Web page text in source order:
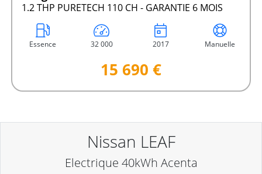
1.2 THP PURETECH 110 CH - GARANTIE 6 MOIS
Essence 32 000 2017 Manuelle
15 690 €
Nissan LEAF
Electrique 40kWh Acenta